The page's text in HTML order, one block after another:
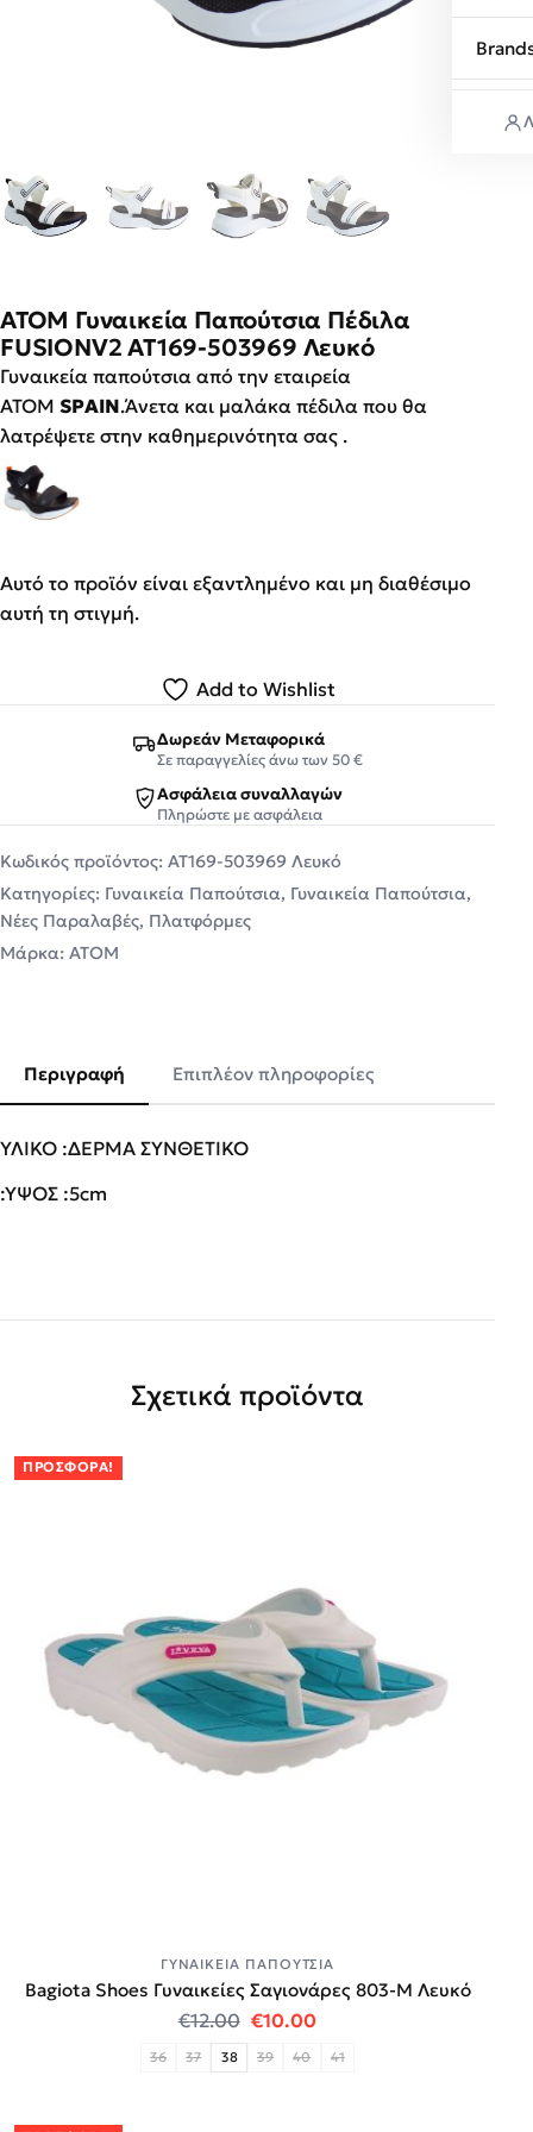
ATOM Γυναικεία Παπούτσια Πέδιλα
FUSIONV2 AT169-503969 Λευκό
Γυναικεία παπούτσια από την εταιρεία
ATOM SPAIN.Άνετα και μαλάκα πέδιλα που θα
λατρέψετε στην καθημερινότητα σας .
Αυτό το προϊόν είναι εξαντλημένο και μη διαθέσιμο
αυτή τη στιγμή.
Add to Wishlist
Δωρεάν Μεταφορικά
Σε παραγγελίες άνω των 50 €
Ασφάλεια συναλλαγών
Πληρώστε με ασφάλεια
Κωδικός προϊόντος: AT169-503969 Λευκό
Κατηγορίες: Γυναικεία Παπούτσια, Γυναικεία Παπούτσια,
Νέες Παραλαβές, Πλατφόρμες
Μάρκα: ATOM
Περιγραφή Επιπλέον πληροφορίες
ΥΛΙΚΟ :ΔΕΡΜΑ ΣΥΝΘΕΤΙΚΟ
:ΥΨΟΣ :5cm
Σχετικά προϊόντα
ΠΡΟΣΦΟΡΆ!
ΓΥΝΑΙΚΕΊΑ ΠΑΠΟΎΤΣΙΑ
Bagiota Shoes Γυναικείες Σαγιονάρες 803-Μ Λευκό
€12.00 Original price was: €12.00.
€10.00Η τρέχουσα τιμή
36 37 38 39 40 41